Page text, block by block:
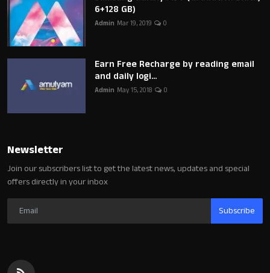
6+128 GB)
Admin Mar 19, 2019 0
Earn Free Recharge by reading email
and daily logi...
Admin May 15, 2018 0
Newsletter
Join our subscribers list to get the latest news, updates and special
offers directly in your inbox
Subscribe